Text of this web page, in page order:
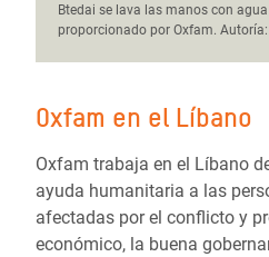
Btedai se lava las manos con
proporcionado por Oxfam.
Oxfam en el Líbano
Oxfam trabaja en el Líbano
ayuda humanitaria a las
afectadas por el conflicto y
económico, la buena